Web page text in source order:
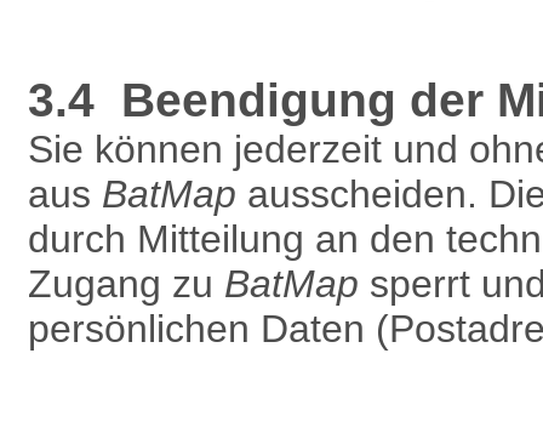
3.4 Beendigung der
Sie können jederzeit und
aus BatMap ausscheiden.
durch Mitteilung an den
Zugang zu BatMap sperrt
persönlichen Daten